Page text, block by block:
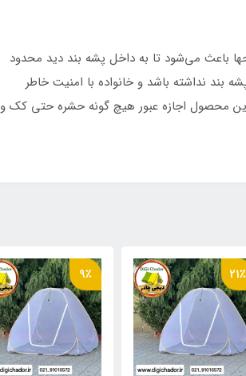
باعث می‌شود تا به داخل پشه‌ بند دید محدود
بند نداشته باشد و خانواده با امنیت خاطر
محصول اجازه عبور هیچ گونه حشره حتی کک و
21٪ 9٪